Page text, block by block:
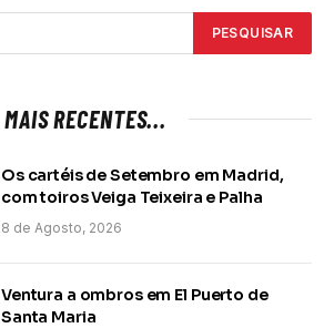
MAIS RECENTES...
Os cartéis de Setembro em Madrid,
com toiros Veiga Teixeira e Palha
8 de Agosto, 2026
Ventura a ombros em El Puerto de
Santa Maria